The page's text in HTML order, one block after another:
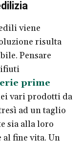
viene
risulta
Pensare
prime
vari prodotti da
ad un taglio
sia alla loro
al fine vita. Un